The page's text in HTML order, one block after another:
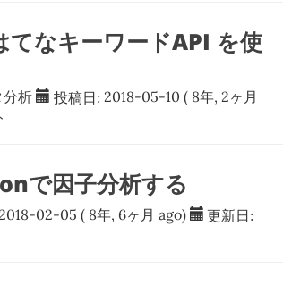
なキーワードAPI を使
分析 投稿日: 2018-05-10 ( 8年, 2ヶ月
で因子分析する
02-05 ( 8年, 6ヶ月 ago) 更新日: